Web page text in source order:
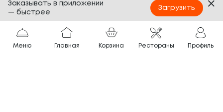
Банкеты
Вопросы и ответы
с ТОКИО-CITY
Партнёрам
Франшиза
Меню Главная Корзина Рестораны Профиль
Заказывать в приложении
— быстрее
Загрузить